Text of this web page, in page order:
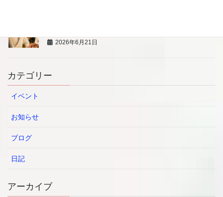
2026年6月21日
カテゴリー
イベント
お知らせ
ブログ
日記
アーカイブ